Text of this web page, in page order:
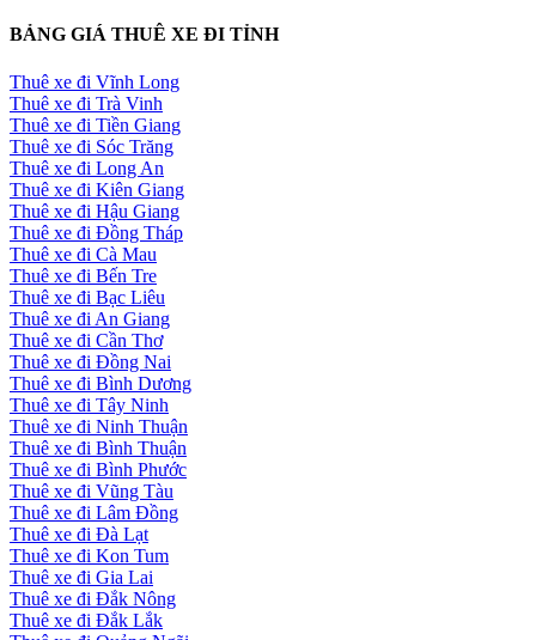
BẢNG GIÁ THUÊ XE ĐI TỈNH
Thuê xe đi Vĩnh Long
Thuê xe đi Trà Vinh
Thuê xe đi Tiền Giang
Thuê xe đi Sóc Trăng
Thuê xe đi Long An
Thuê xe đi Kiên Giang
Thuê xe đi Hậu Giang
Thuê xe đi Đồng Tháp
Thuê xe đi Cà Mau
Thuê xe đi Bến Tre
Thuê xe đi Bạc Liêu
Thuê xe đi An Giang
Thuê xe đi Cần Thơ
Thuê xe đi Đồng Nai
Thuê xe đi Bình Dương
Thuê xe đi Tây Ninh
Thuê xe đi Ninh Thuận
Thuê xe đi Bình Thuận
Thuê xe đi Bình Phước
Thuê xe đi Vũng Tàu
Thuê xe đi Lâm Đồng
Thuê xe đi Đà Lạt
Thuê xe đi Kon Tum
Thuê xe đi Gia Lai
Thuê xe đi Đắk Nông
Thuê xe đi Đắk Lắk